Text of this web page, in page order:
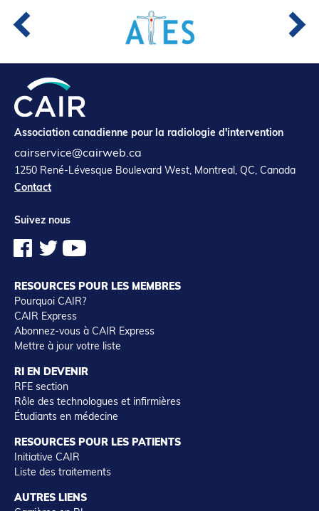
Association canadienne pour la radiologie d'intervention
cairservice@cairweb.ca
1250 René-Lévesque Boulevard West, Montreal, QC, Canada
Contact
Suivez nous
RESOURCES POUR LES MEMBRES
Pourquoi CAIR?
CAIR Express
Abonnez-vous à CAIR Express
Mettre à jour votre liste
RI EN DEVENIR
RFE section
Rôle des technologues et infirmières
Étudiants en médecine
RESOURCES POUR LES PATIENTS
Initiative CAIR
Liste des traitements
AUTRES LIENS